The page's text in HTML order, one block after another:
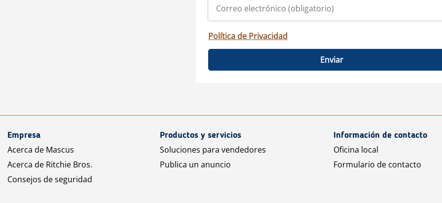
Política de Privacidad
Enviar
Empresa
Acerca de Mascus
Acerca de Ritchie Bros.
Consejos de seguridad
Productos y servicios
Soluciones para vendedores
Publica un anuncio
Información de contacto
Oficina local
Formulario de contacto